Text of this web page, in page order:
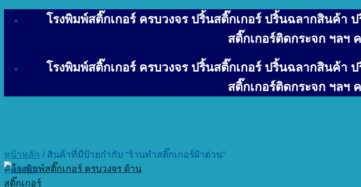
โรงพิมพ์สติ๊กเกอร์ ครบวงจร ปริ้นสติ๊กเกอร์ ปริ้นฉลากสินค้า
สติ๊กเกอร์ติดกระจก ฯลฯ
โรงพิมพ์สติ๊กเกอร์ ครบวงจร ปริ้นสติ๊กเกอร์ ปริ้นฉลากสินค้า
สติ๊กเกอร์ติดกระจก ฯลฯ
หน้าหลัก / สินค้าที่มีป้ายกำกับ “ร้านทำสติ๊กเกอร์ฝ้าด่วน”
คัดกรอง